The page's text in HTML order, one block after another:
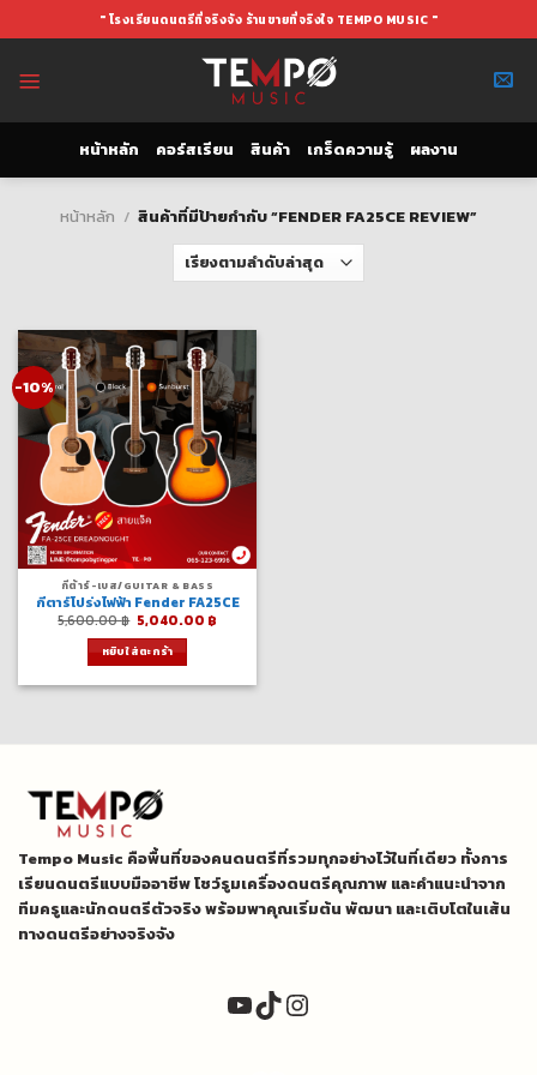
to
" โรงเรียนดนตรีที่จริงจัง ร้านขายที่จริงใจ TEMPO MUSIC "
หน้าหลัก คอร์สเรียน สินค้า เกร็ดความรู้ ผลงาน
หน้าหลัก / สินค้าที่มีป้ายกำกับ “FENDER FA25CE REVIEW”
-10%
กีต้าร์-เบส/GUITAR & BASS
กีตาร์โปร่งไฟฟ้า Fender FA25CE
5,600.00฿ Original
price
was:
5,600.00 ฿.
5,040.00 ฿Current
หยิบใส่ตะกร้า
Tempo Music คือพื้นที่ของคนดนตรีที่รวมทุกอย่างไว้ในที่เดียว ทั้งการ
เรียนดนตรีแบบมืออาชีพ โชว์รูมเครื่องดนตรีคุณภาพ และคำแนะนำจาก
ทีมครูและนักดนตรีตัวจริง พร้อมพาคุณเริ่มต้น พัฒนา และเติบโตในเส้น
ทางดนตรีอย่างจริงจัง
YouTube
TikTok
Instagram